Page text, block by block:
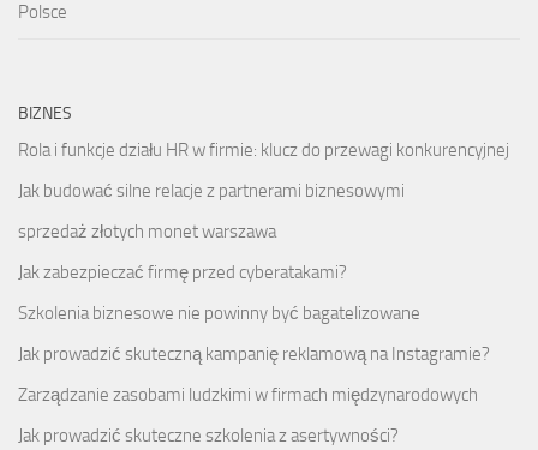
Polsce
BIZNES
Rola i funkcje działu HR w firmie: klucz do przewagi konkurencyjnej
Jak budować silne relacje z partnerami biznesowymi
sprzedaż złotych monet warszawa
Jak zabezpieczać firmę przed cyberatakami?
Szkolenia biznesowe nie powinny być bagatelizowane
Jak prowadzić skuteczną kampanię reklamową na Instagramie?
Zarządzanie zasobami ludzkimi w firmach międzynarodowych
Jak prowadzić skuteczne szkolenia z asertywności?